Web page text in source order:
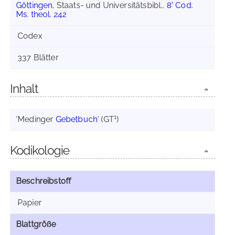
Göttingen, Staats- und Universitätsbibl., 8° Cod.
Ms. theol. 242
Codex
337 Blätter
Inhalt
'Medinger Gebetbuch' (GT1)
Kodikologie
Beschreibstoff
Papier
Blattgröße